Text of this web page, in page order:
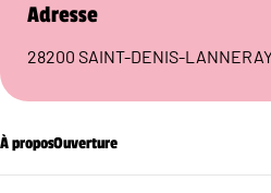
Adresse
28200 SAINT-DENIS-
À proposOuverture